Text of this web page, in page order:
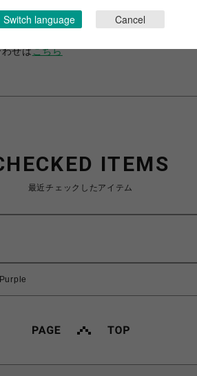
せはこちら
ITEMS
最近チェックしたアイテム
Switch language Cancel